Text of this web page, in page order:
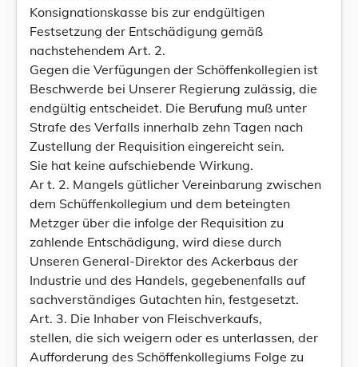
Konsignationskasse bis zur endgültigen
Festsetzung der Entschädigung gemäß
nachstehendem Art. 2.
Gegen die Verfügungen der Schöffenkollegien ist
Beschwerde bei Unserer Regierung zulässig, die
endgültig entscheidet. Die Berufung muß unter
Strafe des Verfalls innerhalb zehn Tagen nach
Zustellung der Requisition eingereicht sein.
Sie hat keine aufschiebende Wirkung.
Ar t. 2. Mangels gütlicher Vereinbarung zwischen
dem Schüffenkollegium und dem beteingten
Metzger über die infolge der Requisition zu
zahlende Entschädigung, wird diese durch
Unseren General-Direktor des Ackerbaus der
Industrie und des Handels, gegebenenfalls auf
sachverständiges Gutachten hin, festgesetzt.
Art. 3. Die Inhaber von Fleischverkaufs,
stellen, die sich weigern oder es unterlassen, der
Aufforderung des Schöffenkollegiums Folge zu